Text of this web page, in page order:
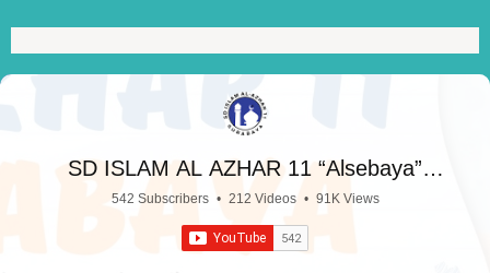
SD ISLAM AL AZHAR 11 “Alsebaya”
Surabaya
542 Subscribers • 212 Videos • 91K Views